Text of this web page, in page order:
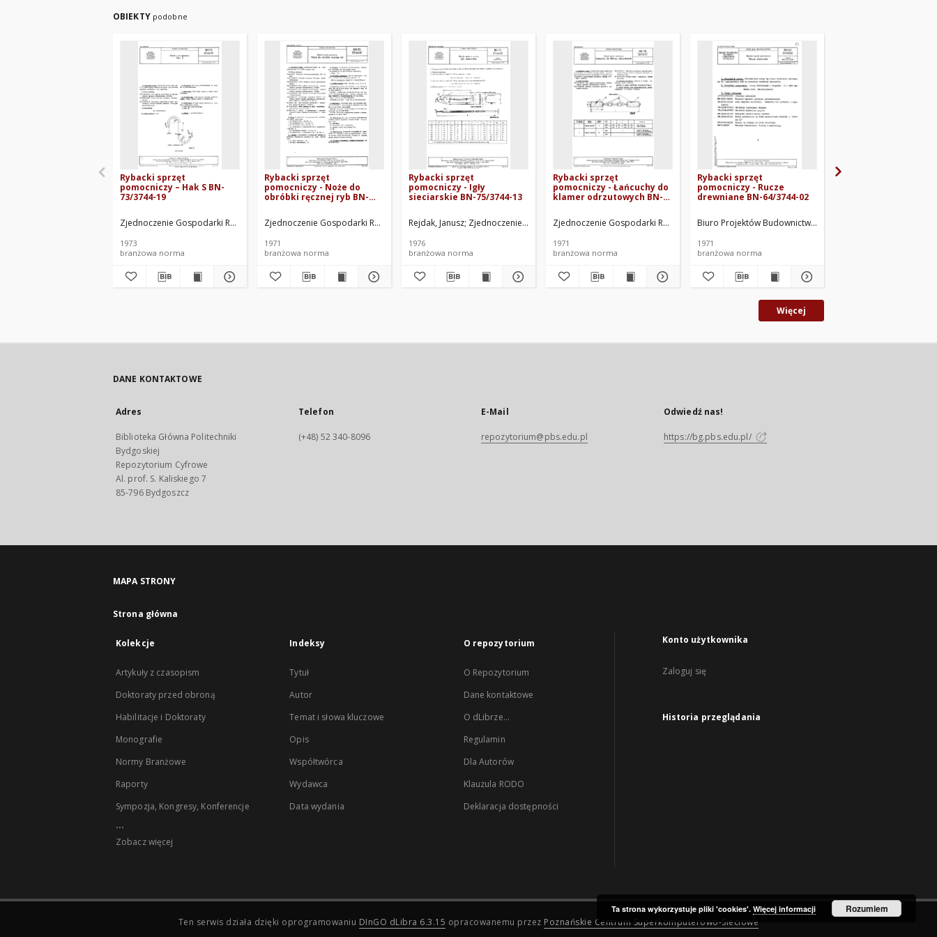
OBIEKTY podobne
Rybacki sprzęt
pomocniczy – Hak S BN-
73/3744-19
Zjednoczenie Gospodarki Rybnej. Oprac.
1973
branżowa norma
Rybacki sprzęt
pomocniczy - Noże do
obróbki ręcznej ryb BN-
Zjednoczenie Gospodarki Rybnej. Oprac.
1971
branżowa norma
Rybacki sprzęt
pomocniczy - Igły
sieciarskie BN-75/3744-13
Rejdak, Janusz Zjednoczenie Gospodarki Rybnej. Oprac.
1976
branżowa norma
Rybacki sprzęt
pomocniczy - Łańcuchy do
klamer odrzutowych BN-
Zjednoczenie Gospodarki Rybnej. Oprac.
1971
branżowa norma
Rybacki sprzęt
pomocniczy - Rucze
drewniane BN-64/3744-02
Biuro Projektów Budownictwa Morskiego. Oprac.
1971
branżowa norma
Więcej
DANE KONTAKTOWE
Adres
Biblioteka Główna Politechniki
Bydgoskiej
Repozytorium Cyfrowe
Al. prof. S. Kaliskiego 7
85-796 Bydgoszcz
Telefon
(+48) 52 340-8096
E-Mail
repozytorium@pbs.edu.pl
Odwiedź nas!
https://bg.pbs.edu.pl/
MAPA STRONY
Strona główna
Kolekcje
Artykuły z czasopism
Doktoraty przed obroną
Habilitacje i Doktoraty
Monografie
Normy Branżowe
Raporty
Sympozja, Kongresy, Konferencje
...
Zobacz więcej
Indeksy
Tytuł
Autor
Temat i słowa kluczowe
Opis
Współtwórca
Wydawca
Data wydania
O repozytorium
O Repozytorium
Dane kontaktowe
O dLibrze...
Regulamin
Dla Autorów
Klauzula RODO
Deklaracja dostępności
Konto użytkownika
Zaloguj się
Historia przeglądania
Ten serwis działa dzięki oprogramowaniu DInGO dLibra 6.3.15 opracowanemu przez Poznańskie Centrum Superkomputerowo-Sieciowe
Ta strona wykorzystuje pliki 'cookies'. Więcej informacji Rozumiem